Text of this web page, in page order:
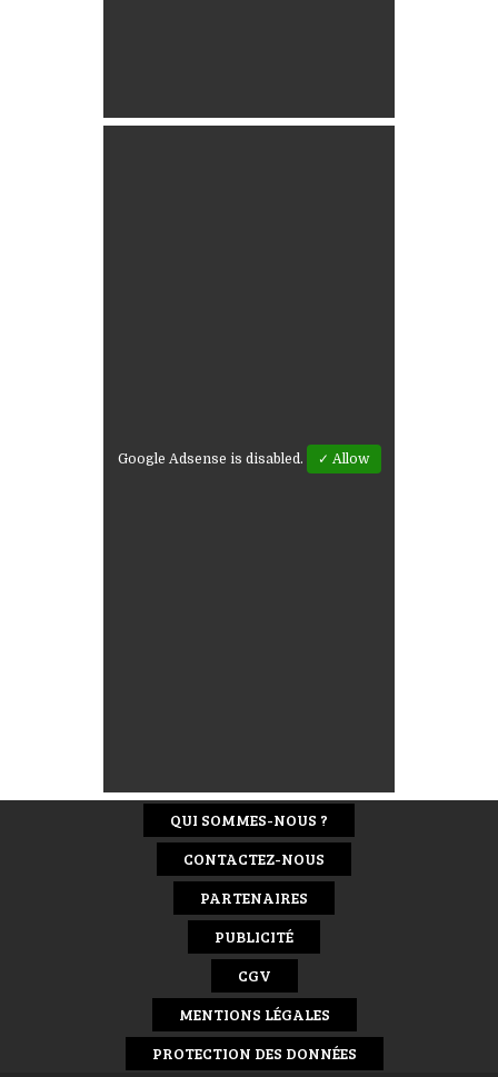
Google Adsense is disabled. ✓ Allow
QUI SOMMES-NOUS ?
CONTACTEZ-NOUS
PARTENAIRES
PUBLICITÉ
CGV
MENTIONS LÉGALES
PROTECTION DES DONNÉES